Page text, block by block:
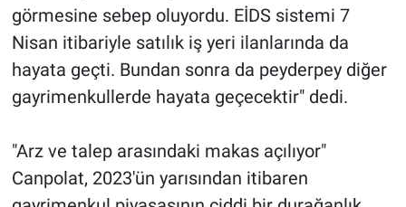
görmesine sebep oluyordu. EİDS sistemi 7
Nisan itibariyle satılık iş yeri ilanlarında da
hayata geçti. Bundan sonra da peyderpey diğer
gayrimenkullerde hayata geçecektir" dedi.
"Arz ve talep arasındaki makas açılıyor"
Canpolat, 2023'ün yarısından itibaren